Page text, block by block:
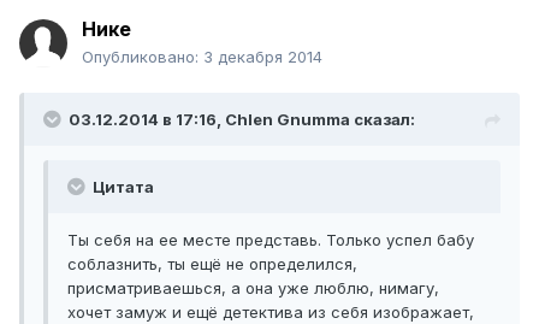
Нике
Опубликовано: 3 декабря 2014
03.12.2014 в 17:16, Chlen Gnumma сказал:
Цитата
Ты себя на ее месте представь. Только успел бабу
соблазнить, ты ещё не определился,
присматриваешься, а она уже люблю, нимагу,
хочет замуж и ещё детектива из себя изображает,